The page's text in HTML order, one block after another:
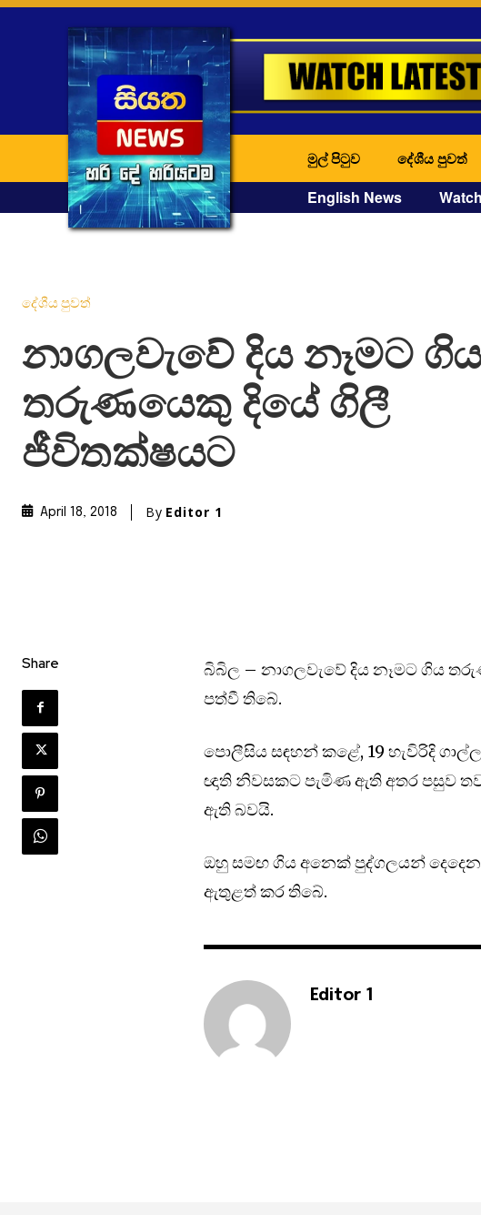
මුල් පිටුව දේශීය පුවත්
English News
දේශීය පුවත්
නාගලවැවේ දිය නෑමට
තරුණයෙකු දියේ ගිලී
ජීවිතක්ෂයට
April 18, 2018 By Editor 1
Share
බිබිල – නාගලවැවේ දිය නෑමට ගිය
පත්වී තිබේ.
පොලීසිය සඳහන් කළේ, 19 හැවිරිදි ගාල්ල
ඥාති නිවසකට පැමිණ ඇති අතර පසුව
ඇති බවයි.
ඔහු සමඟ ගිය අනෙක් පුද්ගලයන්
ඇතුළත් කර තිබේ.
Editor 1